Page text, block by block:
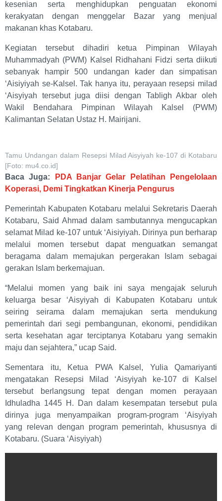
kesenian serta menghidupkan penguatan ekonomi
kerakyatan dengan menggelar Bazar yang menjual
makanan khas Kotabaru.
Kegiatan tersebut dihadiri ketua Pimpinan Wilayah
Muhammadyah (PWM) Kalsel Ridhahani Fidzi serta diikuti
sebanyak hampir 500 undangan kader dan simpatisan
‘Aisiyiyah se-Kalsel. Tak hanya itu, perayaan resepsi milad
‘Aisyiyah tersebut juga diisi dengan Tabligh Akbar oleh
Wakil Bendahara Pimpinan Wilayah Kalsel (PWM)
Kalimantan Selatan Ustaz H. Mairijani.
Tamu Undangan dalam Resepsi Milad Aisyiyah ke-107 di Kotabaru
[Foto: mu4.co.id]
Baca Juga:
PDA Banjar Gelar Pelatihan Pengelolaan
Koperasi, Demi Tingkatkan Kinerja Pengurus
Pemerintah Kabupaten Kotabaru melalui Sekretaris Daerah
Kotabaru, Said Ahmad dalam sambutannya mengucapkan
selamat Milad ke-107 untuk ‘Aisiyiyah. Dirinya pun berharap
melalui momen tersebut dapat menguatkan semangat
beragama dalam memajukan pergerakan Islam sebagai
gerakan Islam berkemajuan.
“Melalui momen yang baik ini saya mengajak seluruh
keluarga besar ‘Aisyiyah di Kabupaten Kotabaru untuk
seiring seirama dalam memajukan serta mendukung
pemerintah dari segi pembangunan, ekonomi, pendidikan
serta kesehatan agar terciptanya Kotabaru yang semakin
maju dan sejahtera,” ucap Said.
Sementara itu, Ketua PWA Kalsel, Yulia Qamariyanti
mengatakan Resepsi Milad ‘Aisyiyah ke-107 di Kalsel
tersebut berlangsung tepat dengan momen perayaan
Idhuladha 1445 H. Dan dalam kesempatan tersebut pula
dirinya juga menyampaikan program-program ‘Aisyiyah
yang relevan dengan program pemerintah, khususnya di
Kotabaru. (Suara ‘Aisyiyah)